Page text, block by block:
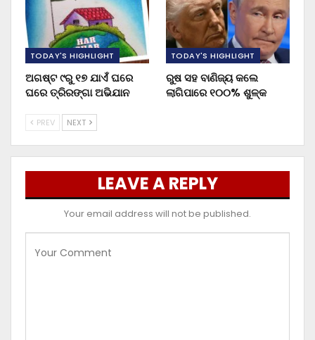
TODAY'S HIGHLIGHT
ଅଗଷ୍ଟ ୯ରୁ ୧୭ ଯାଏଁ ଘରେ
ଘରେ ତ୍ରିରଙ୍ଗା ଅଭିଯାନ
TODAY'S HIGHLIGHT
ରୁଷ ସହ ବାଣିଜ୍ୟ କଲେ
ଲାଗିପାରେ ୧୦୦% ଶୁଳ୍କ
PREV NEXT
LEAVE A REPLY
Your email address will not be published.